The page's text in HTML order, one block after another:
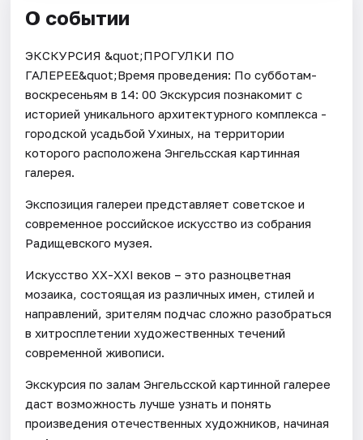
О событии
ЭКСКУРСИЯ &quot;ПРОГУЛКИ ПО
ГАЛЕРЕЕ&quot;Время проведения: По субботам-
воскресеньям в 14: 00 Экскурсия познакомит с
историей уникального архитектурного комплекса -
городской усадьбой Ухиных, на территории
которого расположена Энгельсская картинная
галерея.
Экспозиция галереи представляет советское и
современное российское искусство из собрания
Радищевского музея.
Искусство ХХ-XXI веков – это разноцветная
мозаика, состоящая из различных имен, стилей и
направлений, зрителям подчас сложно разобраться
в хитросплетении художественных течений
современной живописи.
Экскурсия по залам Энгельсской картинной галерее
даст возможность лучше узнать и понять
произведения отечественных художников, начиная